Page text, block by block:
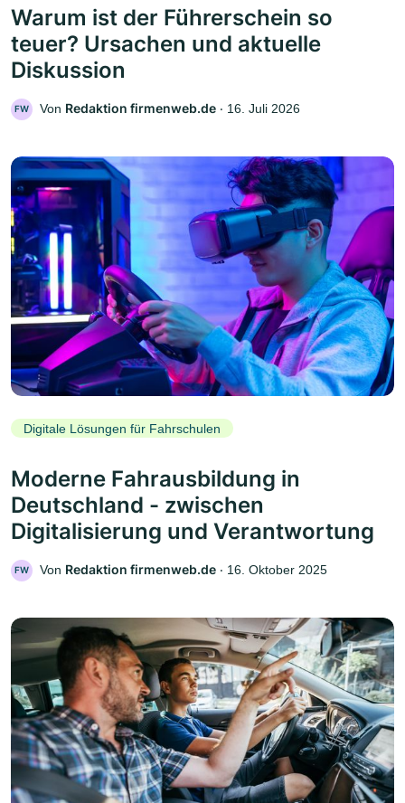
Warum ist der Führerschein so
teuer? Ursachen und aktuelle
Diskussion
FW Von Redaktion firmenweb.de ‧ 16. Juli 2026
Digitale Lösungen für Fahrschulen
Moderne Fahrausbildung in
Deutschland - zwischen
Digitalisierung und Verantwortung
FW Von Redaktion firmenweb.de ‧ 16. Oktober 2025